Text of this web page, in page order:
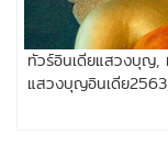
ทัวร์อินเดียแสวงบุญ
แสวงบุญอินเดีย